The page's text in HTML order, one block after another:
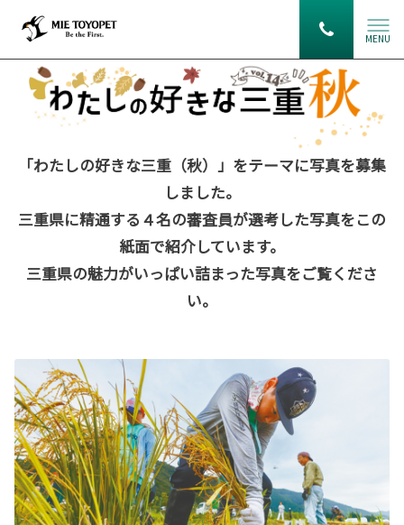
MENU
「わたしの好きな三重（秋）」をテーマに写真を募集
しました。
三重県に精通する４名の審査員が選考した写真をこの
紙面で紹介しています。
三重県の魅力がいっぱい詰まった写真をご覧くださ
い。